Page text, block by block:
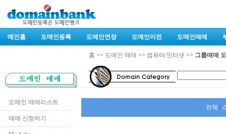
메인홈 도메인등록 도메인연장 도메인이전 도메인매매
도메인 매매리스트
매매 신청하기
홈 >> 도메인 매매 >> 컴퓨터/인터넷 >> 그룹매매
전체